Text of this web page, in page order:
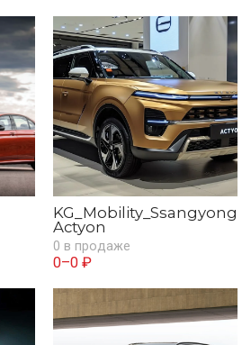
KG_Mobility_Ssangyong
Actyon
0 в продаже
0–0 ₽